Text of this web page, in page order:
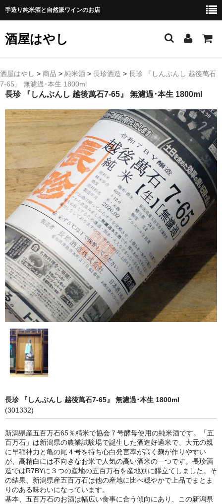
手造り純米酒と自然派ワインのお店
酒屋はやし
ホーム
商品カテゴリー
純 米 酒
よえもん 川村酒造店（岩手県花巻市）
田从･月下の舞 舞鶴酒造（秋田県横手市）
綿屋 金の井酒造（宮城県栗原市）
大七 大七酒造（福島県二本松市）
宗玄 宗玄酒造（石川県珠洲市）
神亀 神亀酒造（埼玉県蓮田市）
隆・丹沢山 川西屋酒造店（神奈川県足柄上郡）
長珍 長珍酒造（愛知県津島市）
天遊琳・伊勢の白酒 タカハシ酒造（三重県四日市市）
るみ子の酒・英・妙の華 森喜酒造（三重県伊賀市）
大治郎・喜量能 畑酒造（滋賀県東近江市）
秋鹿・奥鹿 秋鹿酒造（大阪府豊能郡能勢町）
竹泉 田治米（兵庫県朝来市）
諏訪泉 諏訪酒造（鳥取県八頭郡智頭町）
✚旭日 旭日酒造（島根県出雲市）
悦凱陣 丸尾本店（香川県琴平市）
酒屋はやし > 商品 > 純米酒 > 長珍酒造 > 長珍 『しんぶんし 越後萬石
7-65』 無濾過･本生 1800ml
長珍 『しんぶんし 越後萬石7-65』 無濾過･本生 1800ml
長珍 『しんぶんし 越後萬石7-65』 無濾過･本生 1800ml
(301332)
新潟県産五百万石65％精米で協会７号酵母使用の純米酒です。「五
百万石」は新潟県の農業試験場で誕生した酒造好適米で、大元の親
に早稲神力と亀の尾４号を持ち心白発言率が高く麹が作りやすい
が、高精白には不向きなお米で人気の高い酒米の一つです。長珍酒
造ではR7BYに３つの産地の五百万石を産地別に醪立てしました。そ
の結果、新潟県産五百万石は他の産地に比べ穏やかで上品でまとま
りのある味わいになっています。
基本、五百万石のお酒は幅広い食事に合う傾向にあり、この新潟県